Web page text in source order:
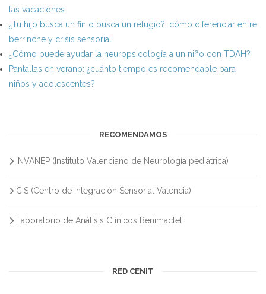
las vacaciones
¿Tu hijo busca un fin o busca un refugio?: cómo diferenciar entre
berrinche y crisis sensorial
¿Cómo puede ayudar la neuropsicología a un niño con TDAH?
Pantallas en verano: ¿cuánto tiempo es recomendable para
niños y adolescentes?
RECOMENDAMOS
INVANEP (Instituto Valenciano de Neurología pediátrica)
CIS (Centro de Integración Sensorial Valencia)
Laboratorio de Análisis Clínicos Benimaclet
RED CENIT